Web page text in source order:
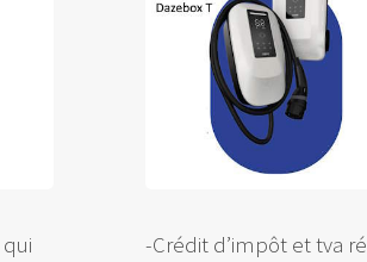
-Crédit d’impôt et tva